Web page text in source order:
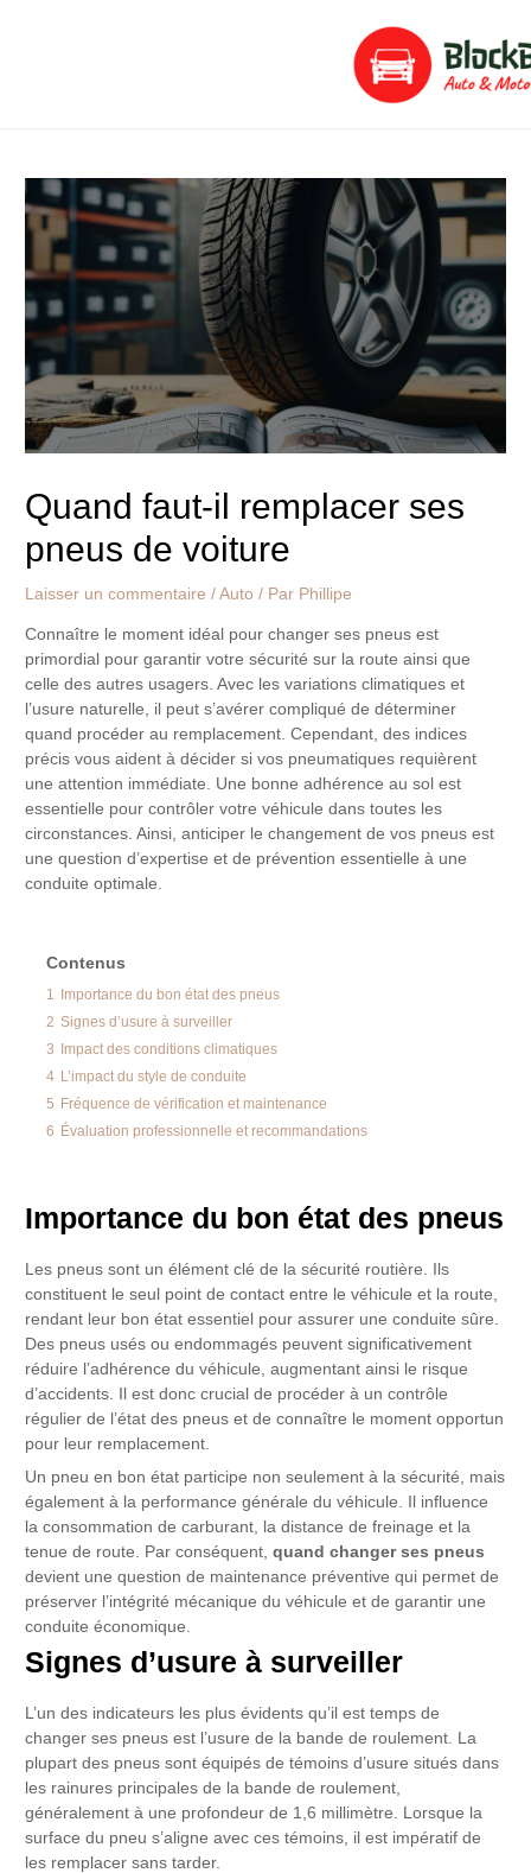
Quand faut-il remplacer ses
pneus de voiture
Laisser un commentaire /Auto / Par Phillipe
Connaître le moment idéal pour changer ses pneus est
primordial pour garantir votre sécurité sur la route ainsi que
celle des autres usagers. Avec les variations climatiques et
l’usure naturelle, il peut s’avérer compliqué de déterminer
quand procéder au remplacement. Cependant, des indices
précis vous aident à décider si vos pneumatiques requièrent
une attention immédiate. Une bonne adhérence au sol est
essentielle pour contrôler votre véhicule dans toutes les
circonstances. Ainsi, anticiper le changement de vos pneus est
une question d’expertise et de prévention essentielle à une
conduite optimale.
Contenus
1
Importance du bon état des pneus
2 Signes d’usure à surveiller
3
Impact des conditions climatiques
4 L’impact du style de conduite
5 Fréquence de vérification et maintenance
6 Évaluation professionnelle et recommandations
Importance du bon état des pneus
Les pneus sont un élément clé de la sécurité routière. Ils
constituent le seul point de contact entre le véhicule et la route,
rendant leur bon état essentiel pour assurer une conduite sûre.
Des pneus usés ou endommagés peuvent significativement
réduire l’adhérence du véhicule, augmentant ainsi le risque
d’accidents. Il est donc crucial de procéder à un contrôle
régulier de l’état des pneus et de connaître le moment opportun
pour leur remplacement.
Un pneu en bon état participe non seulement à la sécurité, mais
également à la performance générale du véhicule. Il influence
la consommation de carburant, la distance de freinage et la
tenue de route. Par conséquent,quand changer ses pneus
devient une question de maintenance préventive qui permet de
préserver l’intégrité mécanique du véhicule et de garantir une
conduite économique.
Signes d’usure à surveiller
L’un des indicateurs les plus évidents qu’il est temps de
changer ses pneus est l’usure de la bande de roulement. La
plupart des pneus sont équipés de témoins d’usure situés dans
les rainures principales de la bande de roulement,
généralement à une profondeur de 1,6 millimètre. Lorsque la
surface du pneu s’aligne avec ces témoins, il est impératif de
les remplacer sans tarder.